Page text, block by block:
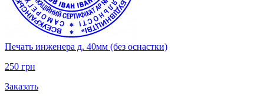
Печать инженера д. 40мм (без оснастки)
250 грн
Заказать